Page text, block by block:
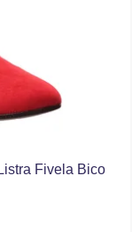
Fivela Bico